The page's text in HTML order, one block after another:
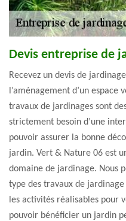
Devis entreprise de
Recevez un devis de
l’aménagement d’un espace
travaux de jardinages sont
strictement besoin d’une
pouvoir assurer la bonne
jardin. Vert & Nature 06 est
domaine de jardinage. Nous
type des travaux de
les activités réalisables pour
pouvoir bénéficier un jardin